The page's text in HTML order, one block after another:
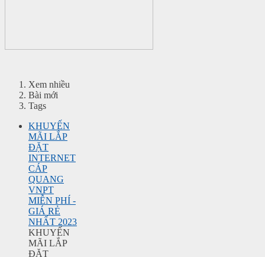
Xem nhiều
Bài mới
Tags
KHUYẾN
MÃI LẮP
ĐẶT
INTERNET
CÁP
QUANG
VNPT
MIỄN PHÍ -
GIÁ RẺ
NHẤT 2023
KHUYẾN
MÃI LẮP
ĐẶT